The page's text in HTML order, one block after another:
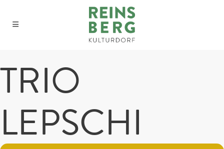
TRIO
LEPSCHI